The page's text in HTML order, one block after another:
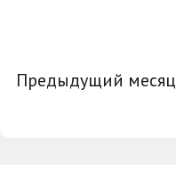
Предыдущий месяц